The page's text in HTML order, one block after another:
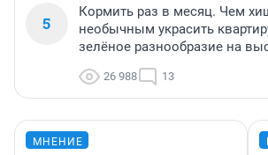
5
Кормить раз в месяц. Чем
необычным украсить
зелёное разнообразие на
26 988 13
МНЕНИЕ